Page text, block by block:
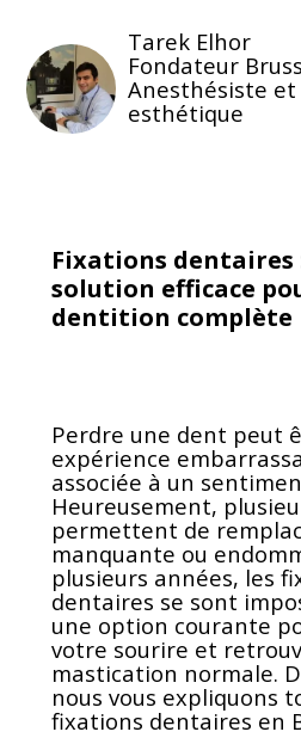
Tarek Elhor
Fondateur
Anesthésiste et
esthétique
Fixations dentaires
solution efficace
dentition complète
Perdre une dent peut
expérience
associée à un
Heureusement,
permettent de
manquante ou
plusieurs années, les
dentaires se sont
une option courante
votre sourire et
mastication normale.
nous vous expliquons
fixations dentaires en